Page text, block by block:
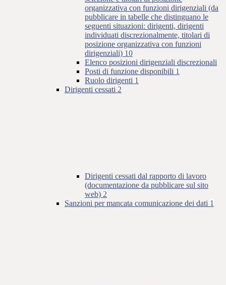
organizzativa con funzioni dirigenziali (da
pubblicare in tabelle che distinguano le
seguenti situazioni: dirigenti, dirigenti
individuati discrezionalmente, titolari di
posizione organizzativa con funzioni
dirigenziali) 10
Elenco posizioni dirigenziali discrezionali
Posti di funzione disponibili 1
Ruolo dirigenti 1
Dirigenti cessati 2
Dirigenti cessati dal rapporto di lavoro
(documentazione da pubblicare sul sito
web) 2
Sanzioni per mancata comunicazione dei dati 1